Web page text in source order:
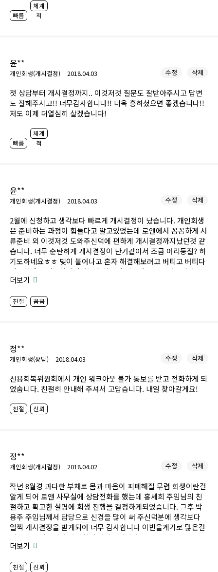
빠름
체계
적
윤**
개인회생(개시결정) 2018.04.03 수정 삭제
첫 상담부터 개시결정까지.. 이것저것 질문도 잘받아주시고 답변
도 잘해주시고!! 너무감사합니다!! 더욱 흥하셨으면 좋겠습니다!!
저도 이제 더열심히 살겠습니다!
빠름
체계
적
윤**
개인회생(개시결정) 2018.04.03 수정 삭제
2월에 신청하고 생각보다 빠르게 개시결정이 났습니다. 개인회생
은 준비하는 과정이 힘들다고 알고있었는데 로앤에서 꼼꼼하게 서
류준비 외 이것저것 도와주신덕에 편하게 개시결정까지났던것 같
습니다. 너무 순탄하게 개시결정이 난거같아서 조금 어리둥절? 하
기도하네요ㅎㅎ 빚이 불어나고 혼자 해결해보려고 버티고 버티다
개인회생 준비를하게되었는데 처음에 법률사무소 여러곳이랑 통
화하고 알아봤었거든요 다른 사무실이랑 전화했을때에는 이것저
었는데 로앤사무실은 정말 친절하게 많이 도움 주셨어요 홍세희
더보기
친절 꼼꼼
정**
개인회생(상담) 2018.04.03 수정 삭제
신용회복위원회에서 개인 워크아웃 불가 통보를 받고 전화하게 되
었숩니다. 친절히 안내해 주셔서 고맙습니다. 내일 찾아갈게요!
친절 신뢰
정**
개인회생(개시결정) 2018.04.02 수정 삭제
작년 8월경 과다한 부채로 몸과 마음이 피폐해질 무렵 회생이란걸
알게 되어 로앤 사무실에 상담전화를 했는데 홍세희 주임님의 친
절하고 확고한 설명에 회생 진행을 결정하게되었습니다. 그후 박
용주 주임님께서 담당으로 신경을 많이 써 주신덕분에 생각보다
일찍 개시결정을 받게되어 너무 감사합니다 이번을계기로 많은걸
뉘우치고 있습니다 다시한번 감사드립니다~
더보기
친절 신뢰